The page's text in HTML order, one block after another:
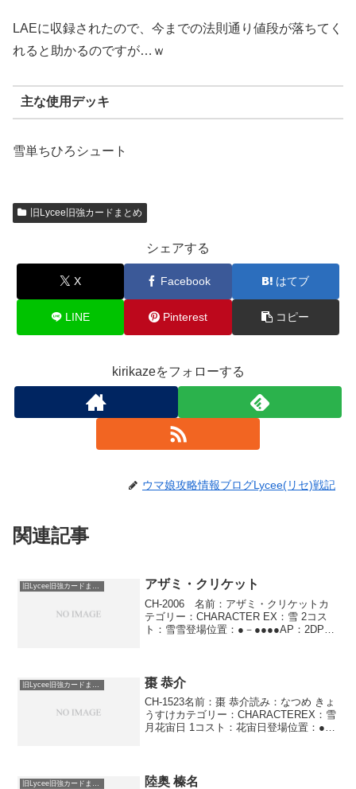
LAEに収録されたので、今までの法則通り値段が落ちてく
れると助かるのですが…ｗ
主な使用デッキ
雪単ちひろシュート
旧Lycee旧強カードまとめ
シェアする
X Facebook はてブ
LINE Pinterest コピー
kirikazeをフォローする
ウマ娘攻略情報ブログLycee(リセ)戦記
関連記事
旧Lycee旧強カードまとめ アザミ・クリケット
CH-2006 名前：アザミ・クリケットカ
テゴリー：CHARACTER EX：雪 2コス
ト：雪雪登場位置：●－●●●●AP：2DP：
旧Lycee旧強カードまとめ 棗 恭介
CH-1523名前：棗 恭介読み：なつめ きょ
うすけカテゴリー：CHARACTEREX：雪
月花宙日 1コスト：花宙日登場位置：●●●
陸奥 榛名